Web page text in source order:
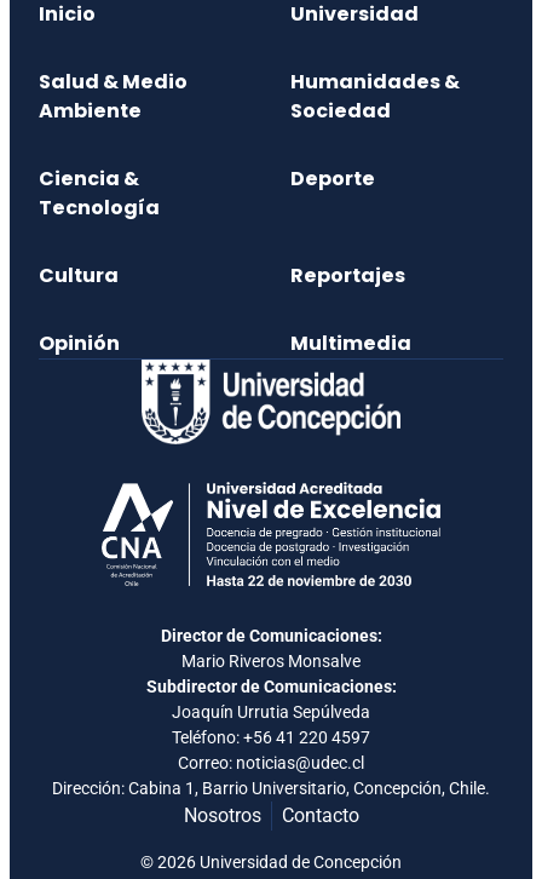
Inicio Universidad
Salud & Medio
Ambiente
Humanidades &
Sociedad
Ciencia &
Tecnología
Deporte
Cultura Reportajes
Opinión Multimedia
Director de Comunicaciones:
Mario Riveros Monsalve
Subdirector de Comunicaciones:
Joaquín Urrutia Sepúlveda
Teléfono:+56 41 220 4597
Correo: noticias@udec.cl
Dirección: Cabina 1, Barrio Universitario, Concepción, Chile.
Nosotros Contacto
© 2026 Universidad de Concepción